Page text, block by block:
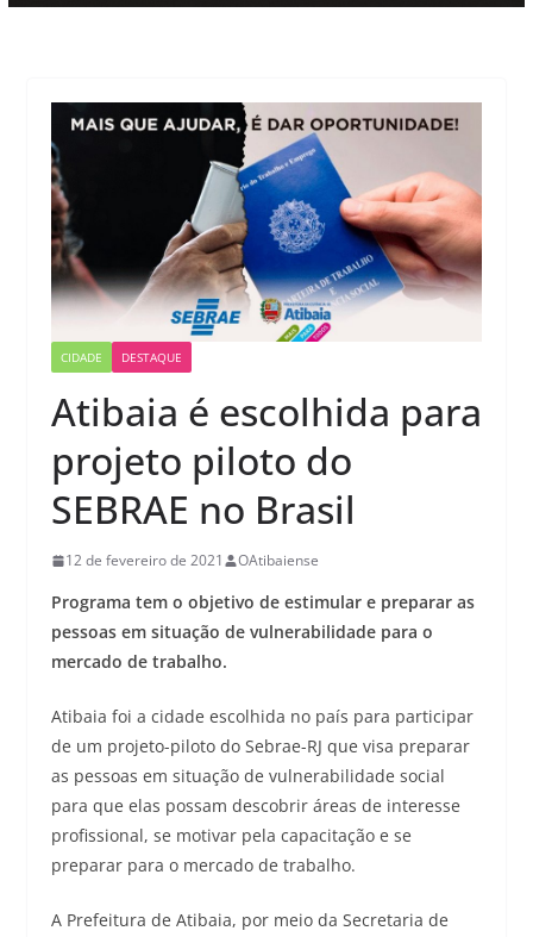
CIDADE DESTAQUE
Atibaia é escolhida para
projeto piloto do
SEBRAE no Brasil
12 de fevereiro de 2021 OAtibaiense
Programa tem o objetivo de estimular e preparar as
pessoas em situação de vulnerabilidade para o
mercado de trabalho.
Atibaia foi a cidade escolhida no país para participar
de um projeto-piloto do Sebrae-RJ que visa preparar
as pessoas em situação de vulnerabilidade social
para que elas possam descobrir áreas de interesse
profissional, se motivar pela capacitação e se
preparar para o mercado de trabalho.
A Prefeitura de Atibaia, por meio da Secretaria de